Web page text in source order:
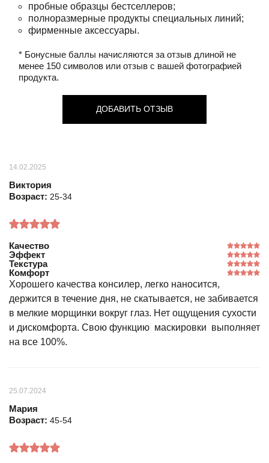
пробные образцы бестселлеров;
полноразмерные продукты специальных линий;
фирменные аксессуары.
* Бонусные баллы начисляются за отзыв длиной не
менее 150 символов или отзыв с вашей фотографией
продукта.
ДОБАВИТЬ ОТЗЫВ
14.02.2025
Виктория
Возраст: 25-34
Качество
Эффект
Текстура
Комфорт
Хорошего качества консилер, легко наносится,
держится в течение дня, не скатывается, не забивается
в мелкие морщинки вокруг глаз. Нет ощущения сухости
и дискомфорта. Свою функцию маскировки выполняет
на все 100%.
25.07.2024
Мария
Возраст: 45-54